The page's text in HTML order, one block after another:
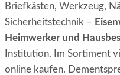
Briefkästen, Werkzeug,
Sicherheitstechnik –
Heimwerker und
Institution. Im Sortiment
online kaufen.